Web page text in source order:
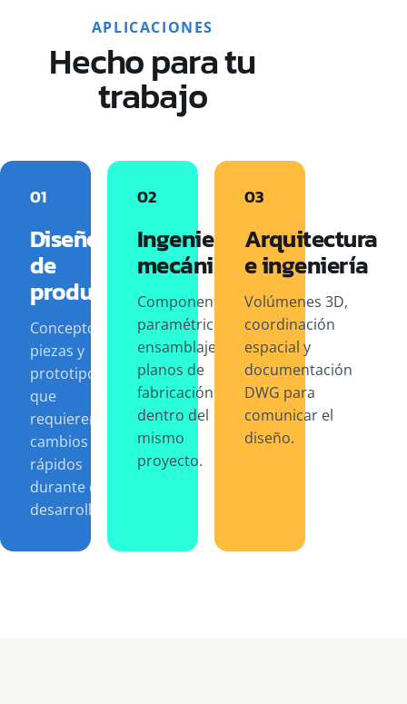
APLICACIONES
Hecho para tu
trabajo
01
Diseño
de
producto
Conceptos,
piezas y
prototipos
que
requieren
cambios
rápidos
durante el
desarrollo.
02
Ingeniería
mecánica
Componentes
paramétricos,
ensamblajes y
planos de
fabricación
dentro del
mismo
proyecto.
03
Arquitectura
e ingeniería
Volúmenes 3D,
coordinación
espacial y
documentación
DWG para
comunicar el
diseño.